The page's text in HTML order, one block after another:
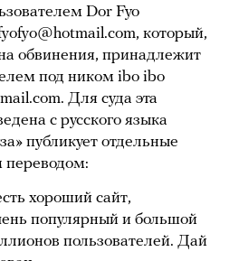
Dor Fyo
, который,
обвинения, принадлежит
под ником ibo ibo
. Для суда эта
с русского языка
публикует отдельные
хороший сайт,
популярный и большой
пользователей. Дай